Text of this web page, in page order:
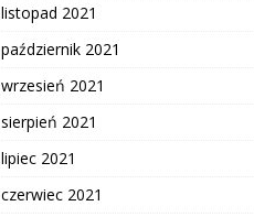
listopad 2021
październik 2021
wrzesień 2021
sierpień 2021
lipiec 2021
czerwiec 2021